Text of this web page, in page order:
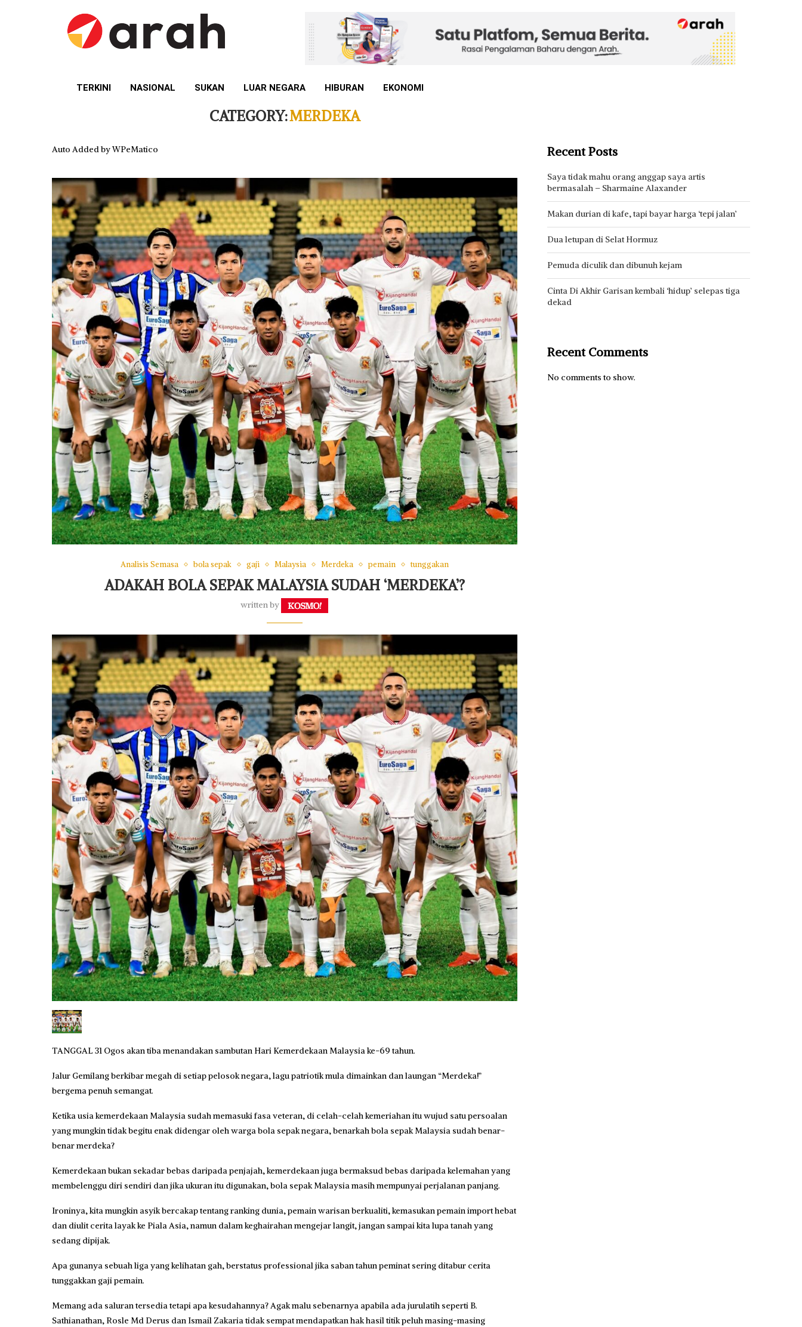
TERKINI NASIONAL SUKAN LUAR NEGARA HIBURAN EKONOMI
CATEGORY:MERDEKA
Auto Added by WPeMatico
Analisis Semasa bola sepak gaji Malaysia Merdeka pemain tunggakan
ADAKAH BOLA SEPAK MALAYSIA SUDAH ‘MERDEKA’?
written by
TANGGAL 31 Ogos akan tiba menandakan sambutan Hari Kemerdekaan Malaysia ke-69 tahun.
Jalur Gemilang berkibar megah di setiap pelosok negara, lagu patriotik mula dimainkan dan laungan “Merdeka!”
bergema penuh semangat.
Ketika usia kemerdekaan Malaysia sudah memasuki fasa veteran, di celah-celah kemeriahan itu wujud satu persoalan
yang mungkin tidak begitu enak didengar oleh warga bola sepak negara, benarkah bola sepak Malaysia sudah benar-
benar merdeka?
Kemerdekaan bukan sekadar bebas daripada penjajah, kemerdekaan juga bermaksud bebas daripada kelemahan yang
membelenggu diri sendiri dan jika ukuran itu digunakan, bola sepak Malaysia masih mempunyai perjalanan panjang.
Ironinya, kita mungkin asyik bercakap tentang ranking dunia, pemain warisan berkualiti, kemasukan pemain import hebat
dan diulit cerita layak ke Piala Asia, namun dalam keghairahan mengejar langit, jangan sampai kita lupa tanah yang
sedang dipijak.
Apa gunanya sebuah liga yang kelihatan gah, berstatus professional jika saban tahun peminat sering ditabur cerita
tunggakkan gaji pemain.
Memang ada saluran tersedia tetapi apa kesudahannya? Agak malu sebenarnya apabila ada jurulatih seperti B.
Sathianathan, Rosle Md Derus dan Ismail Zakaria tidak sempat mendapatkan hak hasil titik peluh masing-masing
Recent Posts
Saya tidak mahu orang anggap saya artis
bermasalah – Sharmaine Alaxander
Makan durian di kafe, tapi bayar harga ‘tepi jalan’
Dua letupan di Selat Hormuz
Pemuda diculik dan dibunuh kejam
Cinta Di Akhir Garisan kembali ‘hidup’ selepas tiga
dekad
Recent Comments
No comments to show.